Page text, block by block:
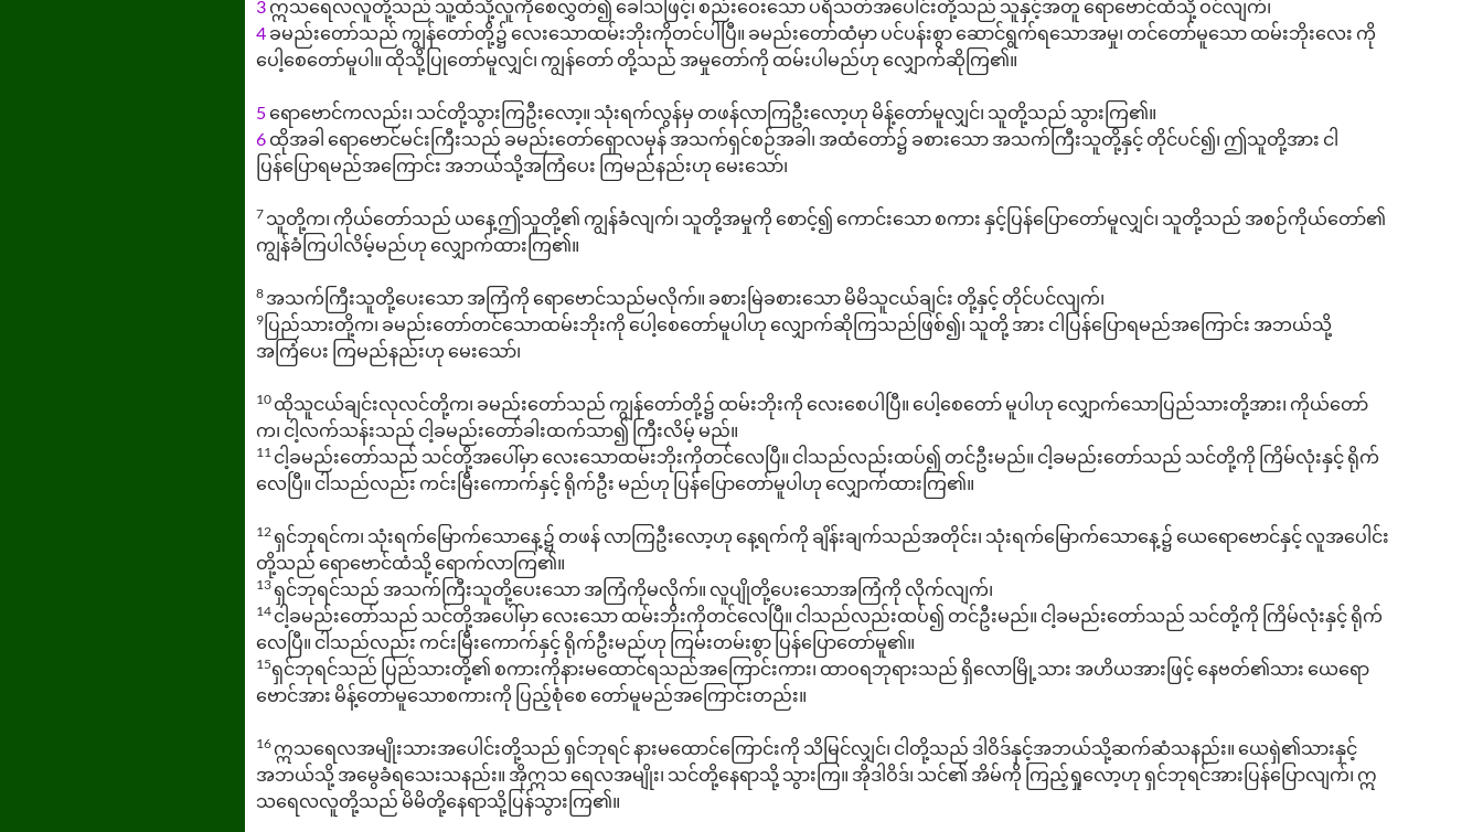
3 ဣသရေလလူတို့သည် သူ့ထံသို့လူကိုစေလွှတ်၍ ခေါ်သဖြင့်၊ စည်းဝေးသော ပရိသတ်အပေါင်းတို့သည် သူနှင့်အတူ ရောဗောင်ထံသို့ ဝင်လျက်၊
4 ခမည်းတော်သည် ကျွန်တော်တို့၌ လေးသောထမ်းဘိုးကိုတင်ပါပြီ။ ခမည်းတော်ထံမှာ ပင်ပန်းစွာ ဆောင်ရွက်ရသောအမှု၊ တင်တော်မူသော ထမ်းဘိုးလေး ကို
ပေါ့စေတော်မူပါ။ ထိုသို့ပြုတော်မူလျှင်၊ ကျွန်တော် တို့သည် အမှုတော်ကို ထမ်းပါမည်ဟု လျှောက်ဆိုကြ၏။
5ရောဗောင်ကလည်း၊ သင်တို့သွားကြဦးလော့။ သုံးရက်လွန်မှ တဖန်လာကြဦးလော့ဟု မိန့်တော်မူလျှင်၊ သူတို့သည် သွားကြ၏။
6 ထိုအခါ ရောဗောင်မင်းကြီးသည် ခမည်းတော်ရှောလမုန် အသက်ရှင်စဉ်အခါ၊ အထံတော်၌ ခစားသော အသက်ကြီးသူတို့နှင့် တိုင်ပင်၍၊ ဤသူတို့အား ငါ
ပြန်ပြောရမည်အကြောင်း အဘယ်သို့အကြံပေး ကြမည်နည်းဟု မေးသော်၊
7 သူတို့က၊ ကိုယ်တော်သည် ယနေ့ဤသူတို့၏ ကျွန်ခံလျက်၊ သူတို့အမှုကို စောင့်၍ ကောင်းသော စကား နှင့်ပြန်ပြောတော်မူလျှင်၊ သူတို့သည် အစဉ်ကိုယ်တော်၏
ကျွန်ခံကြပါလိမ့်မည်ဟု လျှောက်ထားကြ၏။
8 အသက်ကြီးသူတို့ပေးသော အကြံကို ရောဗောင်သည်မလိုက်။ ခစားမြဲခစားသော မိမိသူငယ်ချင်း တို့နှင့် တိုင်ပင်လျက်၊
9 ပြည်သားတို့က၊ ခမည်းတော်တင်သောထမ်းဘိုးကို ပေါ့စေတော်မူပါဟု လျှောက်ဆိုကြသည်ဖြစ်၍၊ သူတို့ အား ငါပြန်ပြောရမည်အကြောင်း အဘယ်သို့
အကြံပေး ကြမည်နည်းဟု မေးသော်၊
10 ထိုသူငယ်ချင်းလုလင်တို့က၊ ခမည်းတော်သည် ကျွန်တော်တို့၌ ထမ်းဘိုးကို လေးစေပါပြီ။ ပေါ့စေတော် မူပါဟု လျှောက်သောပြည်သားတို့အား၊ ကိုယ်တော်
က၊ ငါ့လက်သန်းသည် ငါ့ခမည်းတော်ခါးထက်သာ၍ ကြီးလိမ့် မည်။
11 ငါ့ခမည်းတော်သည် သင်တို့အပေါ်မှာ လေးသောထမ်းဘိုးကိုတင်လေပြီ။ ငါသည်လည်းထပ်၍ တင်ဦးမည်။ ငါ့ခမည်းတော်သည် သင်တို့ကို ကြိမ်လုံးနှင့် ရိုက်
လေပြီ။ ငါသည်လည်း ကင်းမြီးကောက်နှင့် ရိုက်ဦး မည်ဟု ပြန်ပြောတော်မူပါဟု လျှောက်ထားကြ၏။
12 ရှင်ဘုရင်က၊ သုံးရက်မြောက်သောနေ့၌ တဖန် လာကြဦးလော့ဟု နေ့ရက်ကို ချိန်းချက်သည်အတိုင်း၊ သုံးရက်မြောက်သောနေ့၌ ယေရောဗောင်နှင့် လူအပေါင်း
တို့သည် ရောဗောင်ထံသို့ ရောက်လာကြ၏။
13ရှင်ဘုရင်သည် အသက်ကြီးသူတို့ပေးသော အကြံကိုမလိုက်။ လူပျိုတို့ပေးသောအကြံကို လိုက်လျက်၊
14 ငါ့ခမည်းတော်သည် သင်တို့အပေါ်မှာ လေးသော ထမ်းဘိုးကိုတင်လေပြီ။ ငါသည်လည်းထပ်၍ တင်ဦးမည်။ ငါ့ခမည်းတော်သည် သင်တို့ကို ကြိမ်လုံးနှင့် ရိုက်
လေပြီ။ ငါသည်လည်း ကင်းမြီးကောက်နှင့် ရိုက်ဦးမည်ဟု ကြမ်းတမ်းစွာ ပြန်ပြောတော်မူ၏။
15ရှင်ဘုရင်သည် ပြည်သားတို့၏ စကားကိုနားမထောင်ရသည်အကြောင်းကား၊ ထာဝရဘုရားသည် ရှိလောမြို့သား အဟိယအားဖြင့် နေဗတ်၏သား ယေရော
ဗောင်အား မိန့်တော်မူသောစကားကို ပြည့်စုံစေ တော်မူမည်အကြောင်းတည်း။
16 ဣသရေလအမျိုးသားအပေါင်းတို့သည် ရှင်ဘုရင် နားမထောင်ကြောင်းကို သိမြင်လျှင်၊ ငါတို့သည် ဒါဝိဒ်နှင့်အဘယ်သို့ဆက်ဆံသနည်း။ ယေရှဲ၏သားနှင့်
အဘယ်သို့ အမွေခံရသေးသနည်း။ အိုဣသ ရေလအမျိုး၊ သင်တို့နေရာသို့ သွားကြ။ အိုဒါဝိဒ်၊ သင်၏ အိမ်ကို ကြည့်ရှုလော့ဟု ရှင်ဘုရင်အားပြန်ပြောလျက်၊ ဣ
သရေလလူတို့သည် မိမိတို့နေရာသို့ပြန်သွားကြ၏။